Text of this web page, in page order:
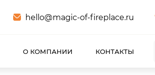
hello@magic-of-fireplace.ru
О КОМПАНИИ КОНТАКТЫ